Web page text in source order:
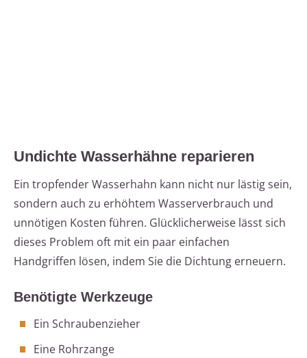
Undichte Wasserhähne reparieren
Ein tropfender Wasserhahn kann nicht nur lästig sein,
sondern auch zu erhöhtem Wasserverbrauch und
unnötigen Kosten führen. Glücklicherweise lässt sich
dieses Problem oft mit ein paar einfachen
Handgriffen lösen, indem Sie die Dichtung erneuern.
Benötigte Werkzeuge
Ein Schraubenzieher
Eine Rohrzange